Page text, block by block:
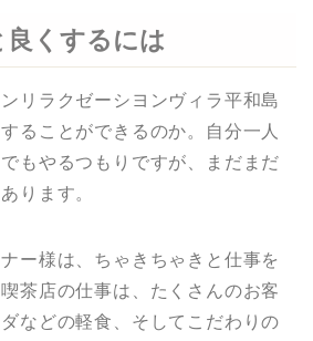
良くするには
リラクゼーシヨンヴィラ平和島
ることができるのか。自分一人
もやるつもりですが、まだまだ
ります。
ー様は、ちゃきちゃきと仕事を
茶店の仕事は、たくさんのお客
などの軽食、そしてこだわりの